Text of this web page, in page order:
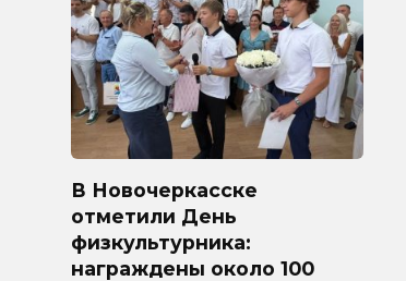
В Новочеркасске
отметили День
физкультурника:
награждены около 100